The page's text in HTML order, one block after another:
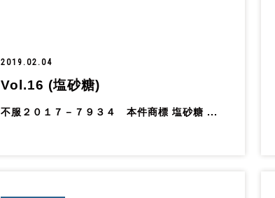
2019.02.04
Vol.16 (塩砂糖)
不服２０１７－７９３４ 本件商標 塩砂糖 ...